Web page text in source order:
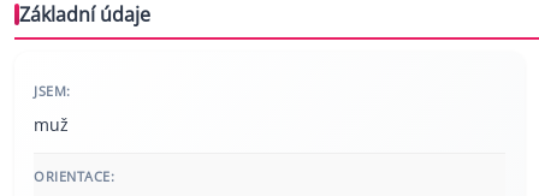
Základní údaje
JSEM:
muž
ORIENTACE: